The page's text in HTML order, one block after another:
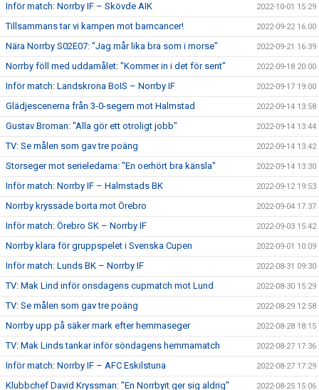
Inför match: Norrby IF – Skövde AIK 2022-10-01 15:29
Tillsammans tar vi kampen mot barncancer! 2022-09-22 16:00
Nära Norrby S02E07: "Jag mår lika bra som i morse" 2022-09-21 16:39
Norrby föll med uddamålet: "Kommer in i det för sent" 2022-09-18 20:00
Inför match: Landskrona BoIS – Norrby IF 2022-09-17 19:00
Glädjescenerna från 3-0-segern mot Halmstad 2022-09-14 13:58
Gustav Broman: "Alla gör ett otroligt jobb" 2022-09-14 13:44
TV: Se målen som gav tre poäng 2022-09-14 13:42
Storseger mot serieledarna: "En oerhört bra känsla" 2022-09-14 13:30
Inför match: Norrby IF – Halmstads BK 2022-09-12 19:53
Norrby kryssade borta mot Örebro 2022-09-04 17:37
Inför match: Örebro SK – Norrby IF 2022-09-03 15:42
Norrby klara för gruppspelet i Svenska Cupen 2022-09-01 10:09
Inför match: Lunds BK – Norrby IF 2022-08-31 09:30
TV: Mak Lind inför onsdagens cupmatch mot Lund 2022-08-30 15:29
TV: Se målen som gav tre poäng 2022-08-29 12:58
Norrby upp på säker mark efter hemmaseger 2022-08-28 18:15
TV: Mak Linds tankar inför söndagens hemmamatch 2022-08-27 17:36
Inför match: Norrby IF – AFC Eskilstuna 2022-08-27 17:29
Klubbchef David Kryssman: "En Norrbyit ger sig aldrig" 2022-08-25 15:06